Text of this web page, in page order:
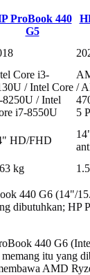
ProBook 440
G5
Core i3-
/ Intel Core
8250U / Intel
i7-8550U
/
5
HD/FHD
kg
440 G6 (14"/
dibutuhkan; HP
440 G6
itu yang
AMD